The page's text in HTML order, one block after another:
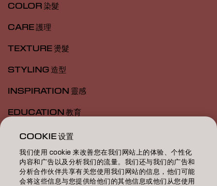
COLOR 染髮
CARE 護理
TEXTURE 燙髮
STYLING 造型
INSPIRATION 靈感
EDUCATION 教育
ABOUT 關於我們
SALON FINDER 搜尋髮廊
BECOME A PARTNER 成為合作夥伴
COOKIE 设置
我们使用 cookie 来改善您在我们网站上的体验、个性化
内容和广告以及分析我们的流量。我们还与我们的广告和
分析合作伙伴共享有关您使用我们网站的信息，他们可能
会将这些信息与您提供给他们的其他信息或他们从您使用